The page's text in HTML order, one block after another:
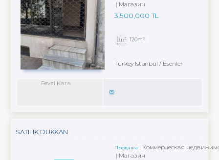
Магазин
3,500,000 TL
120m²
Turkey Istanbul / Esenler
Fevzi Kara
SATILIK DUKKAN
Продажа
Коммерческая
Магазин